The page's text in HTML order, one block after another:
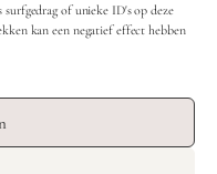
surfgedrag of unieke ID's op deze
kan een negatief effect hebben